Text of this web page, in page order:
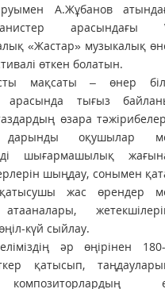
А.Жұбанов
арасындағы
«Жастар» музыкалық
өткен болатын.
мақсаты – өнер
арасында тығыз
өзара
дарынды оқушылар
шығармашылық
шыңдау, сонымен
қатысушы жас өрендер
күй сыйлау.
әр өңірінен
қатысып,